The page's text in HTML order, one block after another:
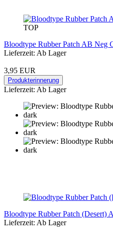
TOP
Bloodtype Rubber Patch AB Neg
Lieferzeit: Ab Lager
3,95 EUR
Produkterinnerung
Lieferzeit: Ab Lager
Bloodtype Rubber Patch (Desert)
Lieferzeit: Ab Lager